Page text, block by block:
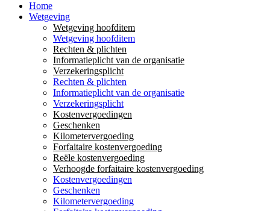
Home
Wetgeving
Wetgeving hoofditem
Wetgeving hoofditem
Rechten & plichten
Informatieplicht van de organisatie
Verzekeringsplicht
Rechten & plichten
Informatieplicht van de organisatie
Verzekeringsplicht
Kostenvergoedingen
Geschenken
Kilometervergoeding
Forfaitaire kostenvergoeding
Reële kostenvergoeding
Verhoogde forfaitaire kostenvergoeding
Kostenvergoedingen
Geschenken
Kilometervergoeding